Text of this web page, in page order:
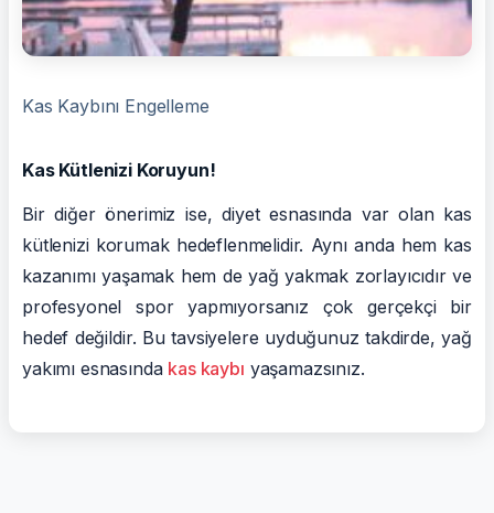
Kas Kaybını Engelleme
Kas Kütlenizi Koruyun!
Bir diğer önerimiz ise, diyet esnasında var olan kas
kütlenizi korumak hedeflenmelidir. Aynı anda hem kas
kazanımı yaşamak hem de yağ yakmak zorlayıcıdır ve
profesyonel spor yapmıyorsanız çok gerçekçi bir
hedef değildir. Bu tavsiyelere uyduğunuz takdirde, yağ
yakımı esnasında kas kaybı yaşamazsınız.